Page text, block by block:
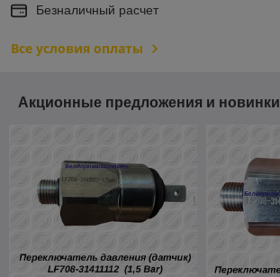
Безналичный расчет
Все условия оплаты
Акционные предложения и новинки